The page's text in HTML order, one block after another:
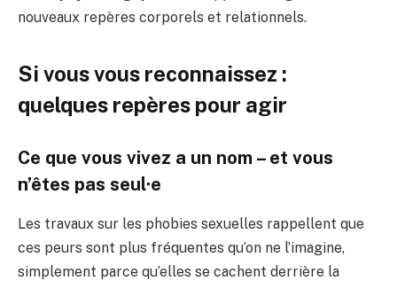
nouveaux repères corporels et relationnels.
Si vous vous reconnaissez :
quelques repères pour agir
Ce que vous vivez a un nom – et vous
n’êtes pas seul·e
Les travaux sur les phobies sexuelles rappellent que
ces peurs sont plus fréquentes qu’on ne l’imagine,
simplement parce qu’elles se cachent derrière la